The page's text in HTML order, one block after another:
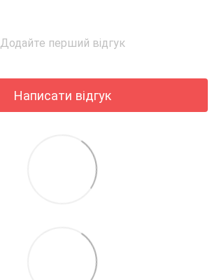
Додайте перший відгук
Написати відгук